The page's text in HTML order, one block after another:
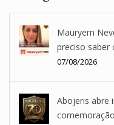
Mauryem
preciso saber
07/08/2026
Abojeris abre